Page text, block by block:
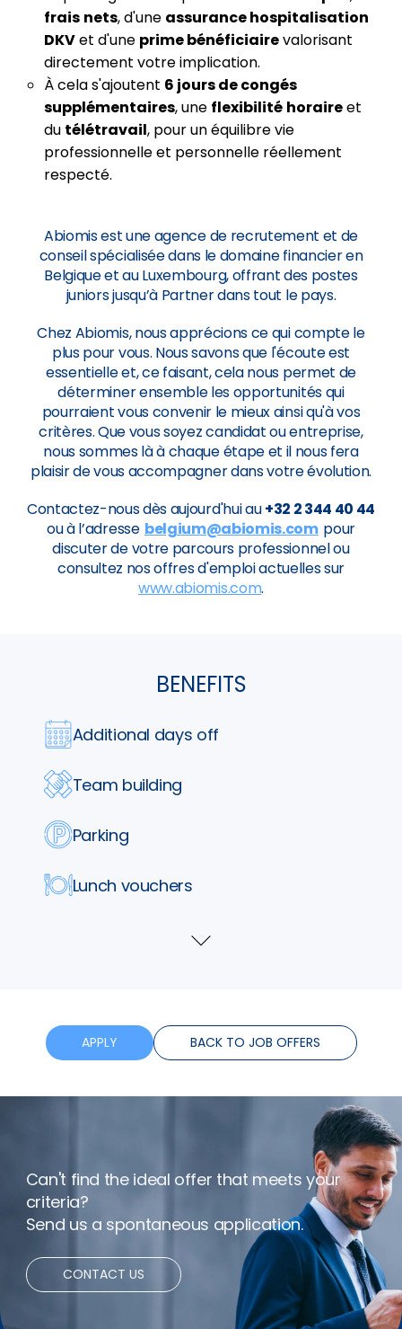
frais nets, d'une assurance hospitalisation
DKVet d'une prime bénéficiairevalorisant
directement votre implication.
À cela s'ajoutent 6 jours de congés
supplémentaires, une flexibilité horaireet
du télétravail, pour un équilibre vie
professionnelle et personnelle réellement
respecté.
Abiomis est une agence de recrutement et de
conseil spécialisée dans le domaine financier en
Belgique et au Luxembourg, offrant des postes
juniors jusqu’à Partner dans tout le pays.
Chez Abiomis, nous apprécions ce qui compte le
plus pour vous. Nous savons que l'écoute est
essentielle et, ce faisant, cela nous permet de
déterminer ensemble les opportunités qui
pourraient vous convenir le mieux ainsi qu'à vos
critères. Que vous soyez candidat ou entreprise,
nous sommes là à chaque étape et il nous fera
plaisir de vous accompagner dans votre évolution.
Contactez-nous dès aujourd'hui au+32 2 344 40 44
ou à l’adresse belgium@abiomis.com pour
discuter de votre parcours professionnel ou
consultez nos offres d'emploi actuelles sur
www.abiomis.com.
BENEFITS
Additional days off
Team building
Parking
Lunch vouchers
Flexible hours
Remote working
Show
APPLY BACK TO JOB OFFERS
Can't find the ideal offer that meets your
criteria?
Send us a spontaneous application.
CONTACT US